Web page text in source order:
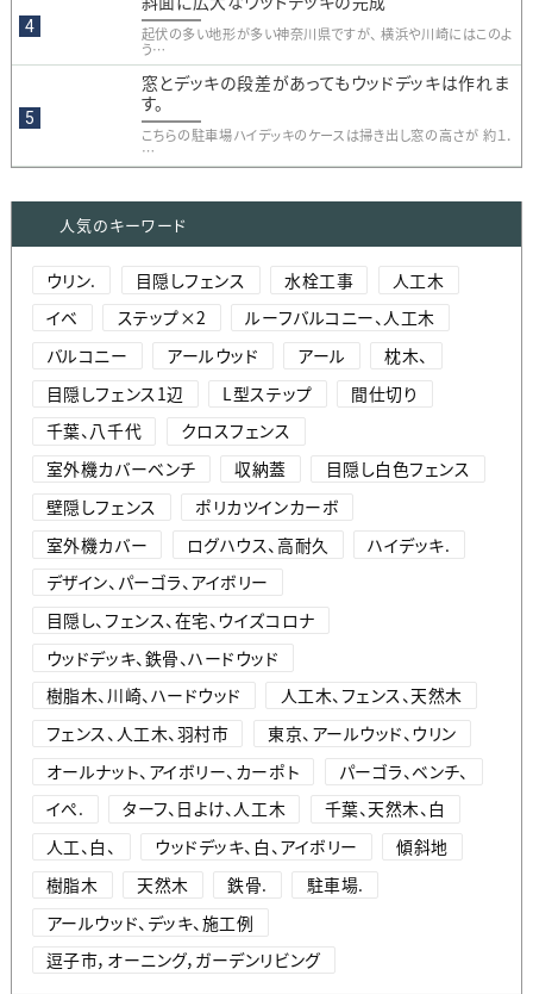
起伏の多い地形が多い神奈川県ですが、 横浜や川崎にはこのよ
う…
窓とデッキの段差があってもウッドデッキは作れま
す。
こちらの駐車場ハイデッキのケースは掃き出し窓の高さが 約１．
…
人気のキーワード
ウリン. 目隠しフェンス 水栓工事
人工木
イベ
ステップ×2
ルーフバルコニー、人工木
バルコニー
アールウッド アール
枕木、
目隠しフェンス1辺
L型ステップ
間仕切り
千葉、八千代
クロスフェンス
室外機カバーベンチ
収納蓋
目隠し白色フェンス
壁隠しフェンス
ポリカツインカーボ
室外機カバー
ログハウス、高耐久
ハイデッキ.
デザイン、パーゴラ、アイボリー
目隠し、フェンス、在宅、ウイズコロナ
ウッドデッキ、鉄骨、ハードウッド
樹脂木、川崎、ハードウッド
人工木、フェンス、天然木
フェンス、人工木、羽村市
東京、アールウッド、ウリン
オールナット、アイボリー、カーポト
パーゴラ、ベンチ、
イぺ.
ターフ、日よけ、人工木
千葉、天然木、白
人工、白、
ウッドデッキ、白、アイボリー
傾斜地
樹脂木
天然木 鉄骨.
駐車場.
アールウッド、デッキ、施工例
逗子市，オーニング，ガーデンリビング